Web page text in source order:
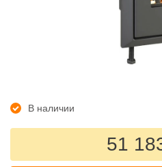
В наличии
51